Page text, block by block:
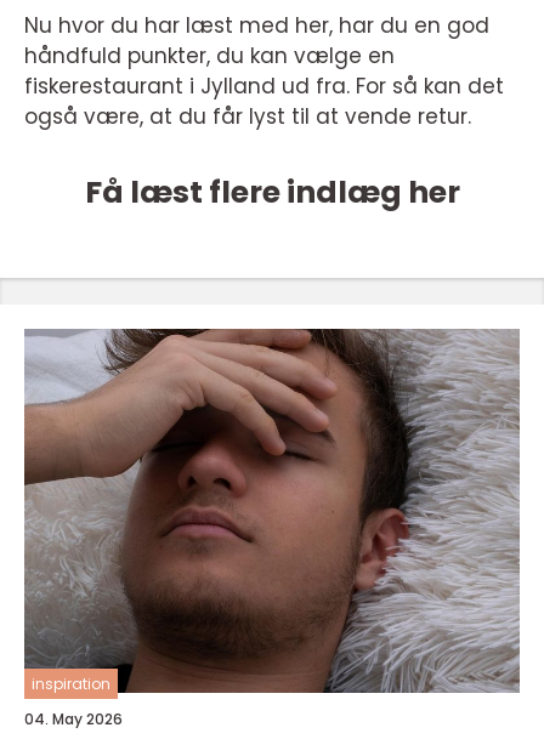
Nu hvor du har læst med her, har du en god
håndfuld punkter, du kan vælge en
fiskerestaurant i Jylland ud fra. For så kan det
også være, at du får lyst til at vende retur.
Få læst flere indlæg her
inspiration
04. May 2026